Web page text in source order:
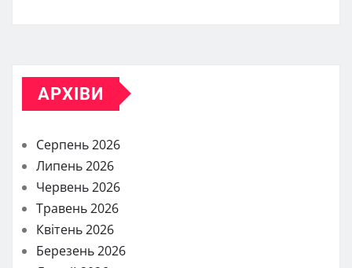
АРХІВИ
Серпень 2026
Липень 2026
Червень 2026
Травень 2026
Квітень 2026
Березень 2026